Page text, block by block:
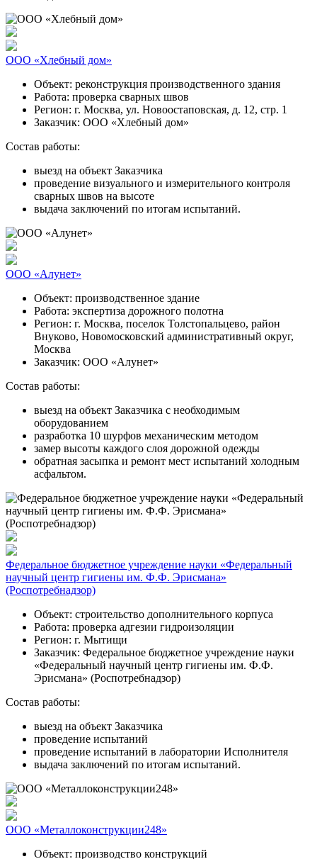
ООО «Хлебный дом»
Объект: реконструкция производственного здания
Работа: проверка сварных швов
Регион: г. Москва, ул. Новоостаповская, д. 12, стр. 1
Заказчик: ООО «Хлебный дом»
Состав работы:
выезд на объект Заказчика
проведение визуального и измерительного контроля
сварных швов на высоте
выдача заключений по итогам испытаний.
ООО «Алунет»
Объект: производственное здание
Работа: экспертиза дорожного полотна
Регион: г. Москва, поселок Толстопальцево, район
Внуково, Новомосковский административный округ,
Москва
Заказчик: ООО «Алунет»
Состав работы:
выезд на объект Заказчика с необходимым
оборудованием
разработка 10 шурфов механическим методом
замер высоты каждого слоя дорожной одежды
обратная засыпка и ремонт мест испытаний холодным
асфальтом.
Федеральное бюджетное учреждение науки «Федеральный
научный центр гигиены им. Ф.Ф. Эрисмана»
(Роспотребнадзор)
Объект: строительство дополнительного корпуса
Работа: проверка адгезии гидроизоляции
Регион: г. Мытищи
Заказчик: Федеральное бюджетное учреждение науки
«Федеральный научный центр гигиены им. Ф.Ф.
Эрисмана» (Роспотребнадзор)
Состав работы:
выезд на объект Заказчика
проведение испытаний
проведение испытаний в лаборатории Исполнителя
выдача заключений по итогам испытаний.
ООО «Металлоконструкции248»
Объект: производство конструкций